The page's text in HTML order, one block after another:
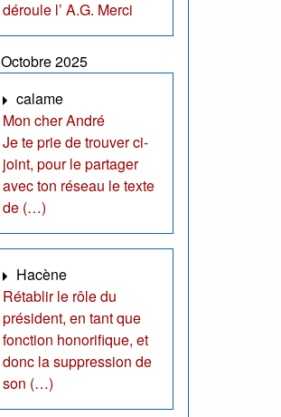
déroule l’ A.G. Merci
Octobre 2025
calame
Mon cher André
Je te prie de trouver ci-
joint, pour le partager
avec ton réseau le texte
de (…)
Hacène
Rétablir le rôle du
président, en tant que
fonction honorifique, et
donc la suppression de
son (…)